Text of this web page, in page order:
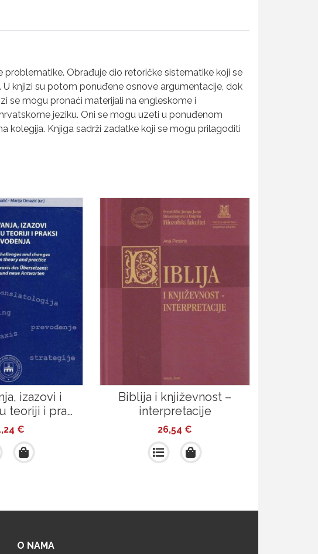
problematike. Obrađuje dio retoričke sistematike koji se
knjizi su potom ponuđene osnove argumentacije, dok
se mogu pronaći materijali na engleskome i
jeziku. Oni se mogu uzeti u ponuđenom
kolegija. Knjiga sadrži zadatke koji se mogu prilagoditi
izazovi i
teoriji i pra…
€
Biblija i književnost –
interpretacije
26,54 €
O NAMA